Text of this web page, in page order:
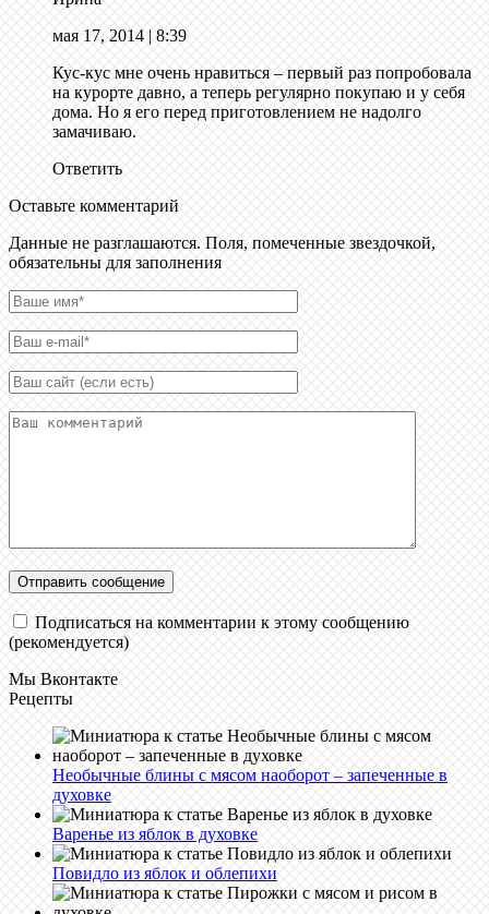
мая 17, 2014 | 8:39
Кус-кус мне очень нравиться – первый раз попробовала
на курорте давно, а теперь регулярно покупаю и у себя
дома. Но я его перед приготовлением не надолго
замачиваю.
Ответить
Оставьте комментарий
Данные не разглашаются. Поля, помеченные звездочкой,
обязательны для заполнения
Подписаться на комментарии к этому сообщению
(рекомендуется)
Мы Вконтакте
Рецепты
Необычные блины с мясом наоборот – запеченные в
духовке
Варенье из яблок в духовке
Повидло из яблок и облепихи